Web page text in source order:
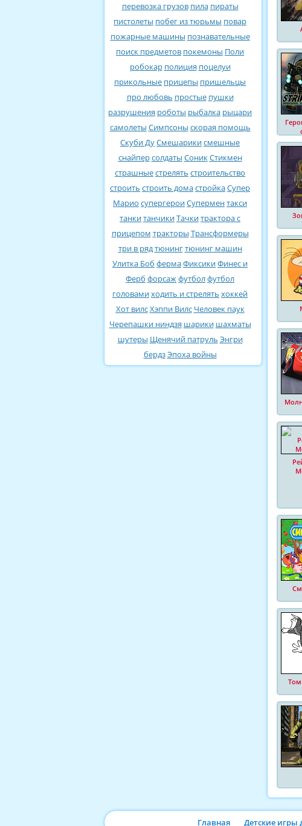
перевозка грузов пила пираты
пистолеты побег из тюрьмы повар
пожарные машины познавательные
поиск предметов покемоны Поли
робокар полиция поцелуи
прикольные прицепы пришельцы
про любовь простые пушки
разрушения роботы рыбалка рыцари
самолеты Симпсоны скорая помощь
Скуби ДуСмешарикисмешные
снайперсолдаты СоникСтикмен
страшныестрелять строительство
строить строить домастройкаСупер
Марио супергероиСуперментакси
танкитанчикиТачкитрактора с
прицепом тракторы Трансформеры
три в рядтюнингтюнинг машин
Улитка Боб фермаФиксикиФинес и
Ферб форсажфутболфутбол
головамиходить и стрелять хоккей
Хот вилсХэппи Вилс Человек паук
Черепашки ниндзя шарики шахматы
шутеры Щенячий патруль Энгри
бердзЭпоха войны
Главная Детские игры